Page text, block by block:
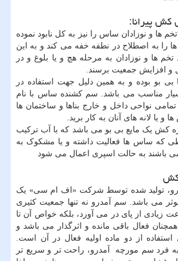
پیرانا:
ها و نوزادان ساس را نیز به کل نابود نموده
را به اصطلاح در نطفه خفه می کند و به این
ها و نوزادان به مرحله هچ و یا بلوغ و در
و افزایش جمعیت برسند.
بو بوده و به همین دلیل جهت استفاده در
مناسب می باشد. سم کشنده ساس با نام
تمامی نواحی داخل و خارج بناها و ساختمان ها
یا لانه های آنان به کار برید.
یک مایع بی بو می باشد که با آب ترکیب
که ساس ها فعالیت داشته و یا مشکوک به
می باشند به حالت اسپری اعمال می شود
کش
تولید شده توسط شرکت «اف ام سی» یک
می باشد. سم آمدرو نه تنها جمعیت کثیری
زیادی از پای در می آورد، بلکه خواص آن تا
همچنان فعال باقی مانده و اثرگذار می باشد و
از دو ماده اولیه فعال در آن است.
فرد سم مورچه آمدرو، راحت تر و سریع تر